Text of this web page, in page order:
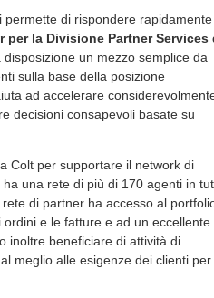
permette di rispondere
per la Divisione Partner Services
disposizione un mezzo semplice da
sulla base della posizione
ad accelerare
decisioni consapevoli basate su
Colt per supportare il network di
una rete di più di 170 agenti in
di partner ha accesso al
e le fatture e ad un eccellente
inoltre beneficiare di attività di
meglio alle esigenze dei clienti per